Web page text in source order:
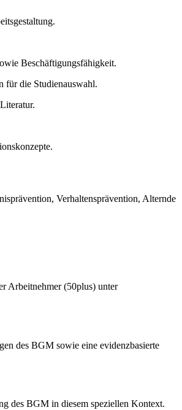
Beschäftigungsfähigkeit.
für die Studienauswahl.
Verhaltensprävention, Alternde
Arbeitnehmer (50plus) unter
des BGM sowie eine evidenzbasierte
des BGM in diesem speziellen Kontext.